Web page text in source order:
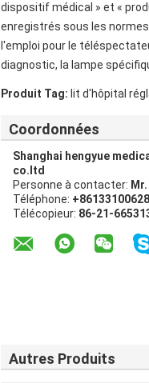
dispositif médical » et «
enregistrés sous les normes
l'emploi pour le
diagnostic, la lampe
Produit Tag: lit d'hôpital
Coordonnées
Shanghai hengyue
co.ltd
Personne à contacter:
Téléphone:
Télécopieur: 86-21-
Autres Produits